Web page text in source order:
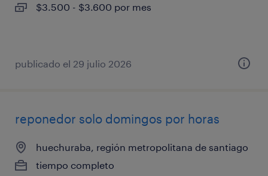
$3.500 - $3.600 por mes
publicado el 29 julio 2026
reponedor solo domingos por horas
huechuraba, región metropolitana de santiago
tiempo completo